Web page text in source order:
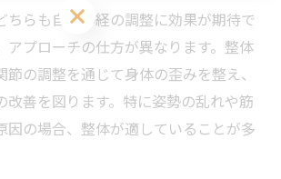
ちらも自律神経の調整に効果が期待で
アプローチの仕方が異なります。整体
の調整を通じて身体の歪みを整え、
改善を図ります。特に姿勢の乱れや筋
因の場合、整体が適していることが多
ご予約はこちら